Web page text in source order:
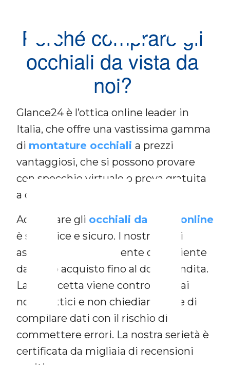
Perché comprare gli
occhiali da vista da
noi?
Glance24 è l’ottica online leader in
Italia, che offre una vastissima gamma
di montature occhiali a prezzi
vantaggiosi, che si possono provare
con specchio virtuale o prova gratuita
a casa.
Acquistare gli occhiali da vista online
è semplice e sicuro. I nostri ottici
assistono personalmente ogni cliente
da inizio acquisto fino al dopo vendita.
La tua ricetta viene controllata dai
nostri ottici e non chiediamo a te di
compilare dati con il rischio di
commettere errori. La nostra serietà è
certificata da migliaia di recensioni